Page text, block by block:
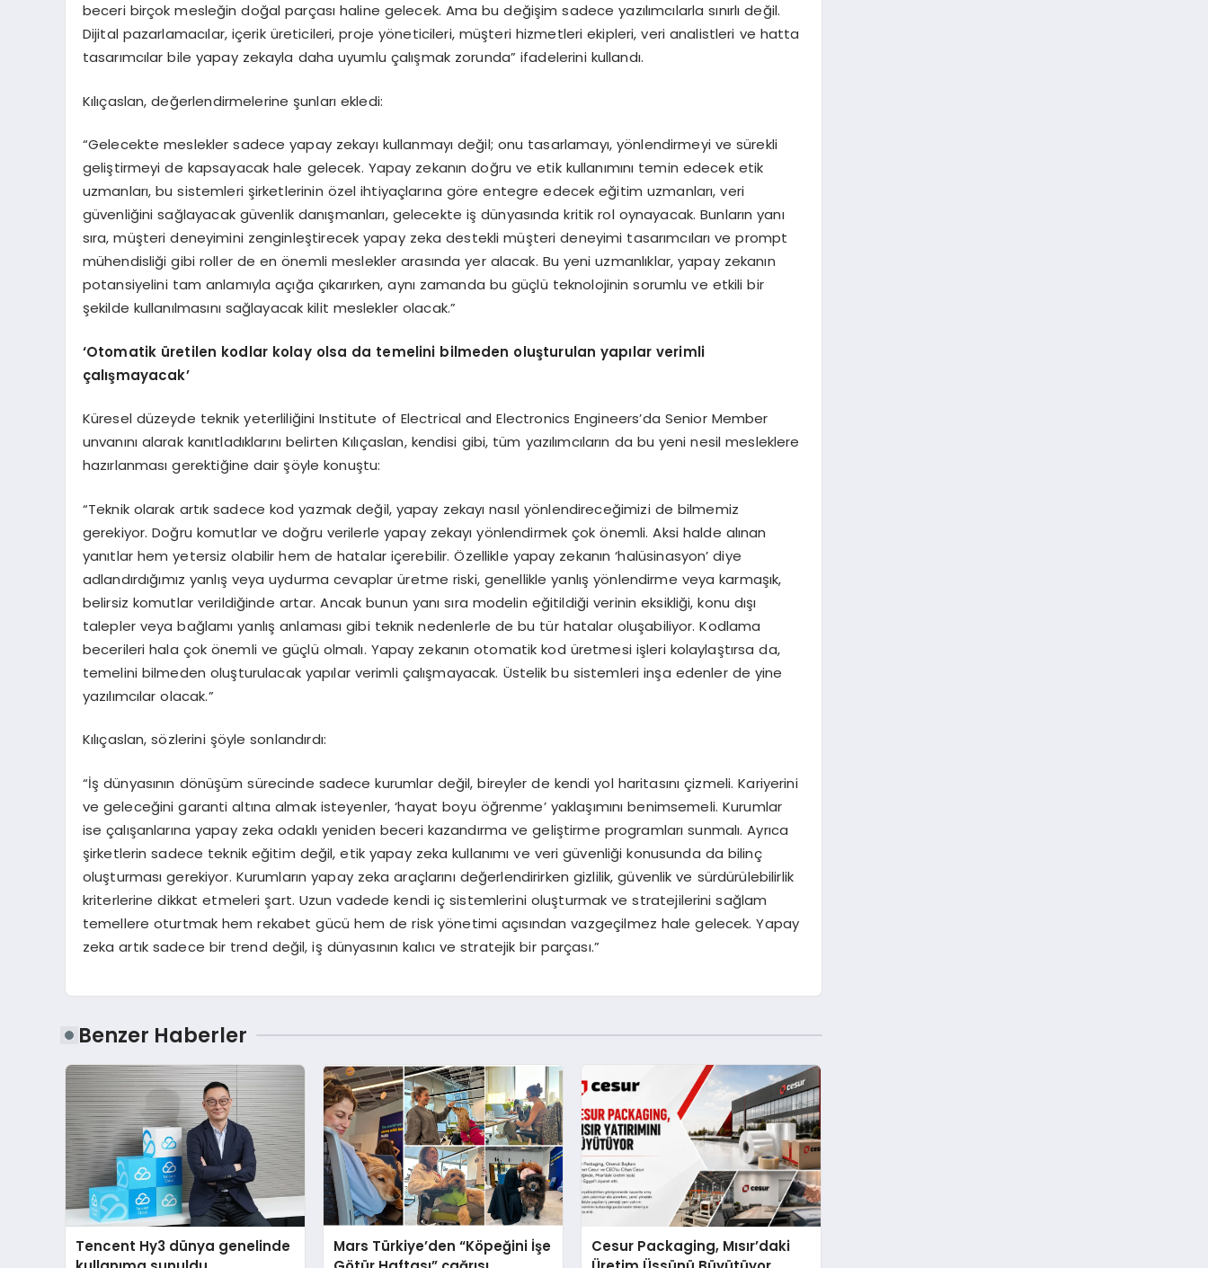
beceri birçok mesleğin doğal parçası haline gelecek. Ama bu değişim sadece yazılımcılarla sınırlı değil.
Dijital pazarlamacılar, içerik üreticileri, proje yöneticileri, müşteri hizmetleri ekipleri, veri analistleri ve hatta
tasarımcılar bile yapay zekayla daha uyumlu çalışmak zorunda” ifadelerini kullandı.
Kılıçaslan, değerlendirmelerine şunları ekledi:
“Gelecekte meslekler sadece yapay zekayı kullanmayı değil; onu tasarlamayı, yönlendirmeyi ve sürekli
geliştirmeyi de kapsayacak hale gelecek. Yapay zekanın doğru ve etik kullanımını temin edecek etik
uzmanları, bu sistemleri şirketlerinin özel ihtiyaçlarına göre entegre edecek eğitim uzmanları, veri
güvenliğini sağlayacak güvenlik danışmanları, gelecekte iş dünyasında kritik rol oynayacak. Bunların yanı
sıra, müşteri deneyimini zenginleştirecek yapay zeka destekli müşteri deneyimi tasarımcıları ve prompt
mühendisliği gibi roller de en önemli meslekler arasında yer alacak. Bu yeni uzmanlıklar, yapay zekanın
potansiyelini tam anlamıyla açığa çıkarırken, aynı zamanda bu güçlü teknolojinin sorumlu ve etkili bir
şekilde kullanılmasını sağlayacak kilit meslekler olacak.”
‘Otomatik üretilen kodlar kolay olsa da temelini bilmeden oluşturulan yapılar verimli
çalışmayacak’
Küresel düzeyde teknik yeterliliğini Institute of Electrical and Electronics Engineers’da Senior Member
unvanını alarak kanıtladıklarını belirten Kılıçaslan, kendisi gibi, tüm yazılımcıların da bu yeni nesil mesleklere
hazırlanması gerektiğine dair şöyle konuştu:
“Teknik olarak artık sadece kod yazmak değil, yapay zekayı nasıl yönlendireceğimizi de bilmemiz
gerekiyor. Doğru komutlar ve doğru verilerle yapay zekayı yönlendirmek çok önemli. Aksi halde alınan
yanıtlar hem yetersiz olabilir hem de hatalar içerebilir. Özellikle yapay zekanın ‘halüsinasyon’ diye
adlandırdığımız yanlış veya uydurma cevaplar üretme riski, genellikle yanlış yönlendirme veya karmaşık,
belirsiz komutlar verildiğinde artar. Ancak bunun yanı sıra modelin eğitildiği verinin eksikliği, konu dışı
talepler veya bağlamı yanlış anlaması gibi teknik nedenlerle de bu tür hatalar oluşabiliyor. Kodlama
becerileri hala çok önemli ve güçlü olmalı. Yapay zekanın otomatik kod üretmesi işleri kolaylaştırsa da,
temelini bilmeden oluşturulacak yapılar verimli çalışmayacak. Üstelik bu sistemleri inşa edenler de yine
yazılımcılar olacak.”
Kılıçaslan, sözlerini şöyle sonlandırdı:
“İş dünyasının dönüşüm sürecinde sadece kurumlar değil, bireyler de kendi yol haritasını çizmeli. Kariyerini
ve geleceğini garanti altına almak isteyenler, ‘hayat boyu öğrenme’ yaklaşımını benimsemeli. Kurumlar
ise çalışanlarına yapay zeka odaklı yeniden beceri kazandırma ve geliştirme programları sunmalı. Ayrıca
şirketlerin sadece teknik eğitim değil, etik yapay zeka kullanımı ve veri güvenliği konusunda da bilinç
oluşturması gerekiyor. Kurumların yapay zeka araçlarını değerlendirirken gizlilik, güvenlik ve sürdürülebilirlik
kriterlerine dikkat etmeleri şart. Uzun vadede kendi iç sistemlerini oluşturmak ve stratejilerini sağlam
temellere oturtmak hem rekabet gücü hem de risk yönetimi açısından vazgeçilmez hale gelecek. Yapay
zeka artık sadece bir trend değil, iş dünyasının kalıcı ve stratejik bir parçası.”
Benzer Haberler
Tencent Hy3 dünya genelinde
Mars Türkiye’den “Köpeğini İşe
Cesur Packaging, Mısır’daki